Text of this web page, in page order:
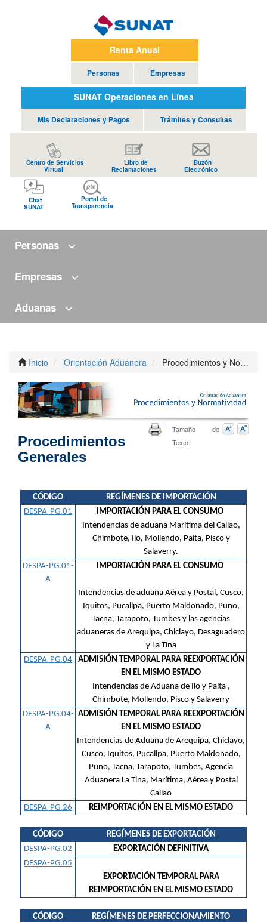
Renta Anual
Personas Empresas
SUNAT Operaciones en Línea
Mis Declaraciones y Pagos Trámites y Consultas
Centro de Servicios
Virtual
Libro de
Reclamaciones
Buzón
Electrónico
Chat
SUNAT
Portal de
Transparencia
Personas
Empresas
Aduanas
Inicio Orientación Aduanera Procedimientos y Normatividad
Tamaño de
Texto:
Procedimientos
Generales
CÓDIGO
REGÍMENES DE IMPORTACIÓN
DESPA-PG.01
IMPORTACIÓN PARA EL CONSUMO
Intendencias de aduana Marítima del Callao,
Chimbote, Ilo, Mollendo, Paita, Pisco y
Salaverry.
DESPA-PG.01-
A
IMPORTACIÓN PARA EL CONSUMO
Intendencias de aduana Aérea y Postal, Cusco,
Iquitos, Pucallpa, Puerto Maldonado, Puno,
Tacna, Tarapoto, Tumbes y las agencias
aduaneras de Arequipa, Chiclayo, Desaguadero
y La Tina
DESPA-PG.04
ADMISIÓN TEMPORAL PARA REEXPORTACIÓN
EN EL MISMO ESTADO
Intendencias de Aduana de Ilo y Paita ,
Chimbote, Mollendo, Pisco y Salaverry
DESPA-PG.04-
A
ADMISIÓN TEMPORAL PARA REEXPORTACIÓN
EN EL MISMO ESTADO
Intendencias de Aduana de Arequipa, Chiclayo,
Cusco, Iquitos, Pucallpa, Puerto Maldonado,
Puno, Tacna, Tarapoto, Tumbes, Agencia
Aduanera La Tina, Marítima, Aérea y Postal
Callao
DESPA-PG.26
REIMPORTACIÓN EN EL MISMO ESTADO
CÓDIGO
REGÍMENES DE EXPORTACIÓN
DESPA-PG.02
EXPORTACIÓN DEFINITIVA
DESPA-PG.05
EXPORTACIÓN TEMPORAL PARA
REIMPORTACIÓN EN EL MISMO ESTADO
CÓDIGO
REGÍMENES DE PERFECCIONAMIENTO